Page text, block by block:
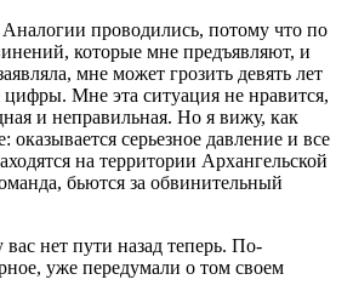
Аналогии проводились, потому что по
которые мне предъявляют, и
мне может грозить девять лет
Мне эта ситуация не нравится,
и неправильная. Но я вижу, как
оказывается серьезное давление и все
на территории Архангельской
бьются за обвинительный
вас нет пути назад теперь. По-
уже передумали о том своем